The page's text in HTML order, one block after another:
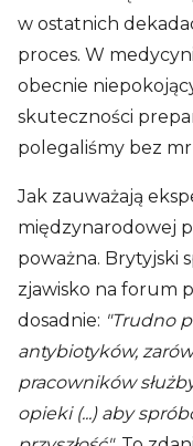
w ostatnich
proces. W
obecnie
skuteczności
polegaliśmy bez
Jak zauważają
międzynarodowej
poważna. Brytyjski
zjawisko na forum
dosadnie: "Trudno
antybiotyków,
pracowników
opieki (...) aby